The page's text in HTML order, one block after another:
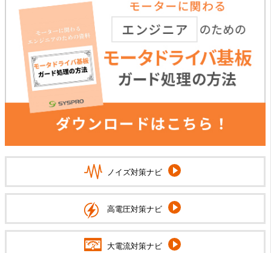
ノイズ対策ナビ
高電圧対策ナビ
大電流対策ナビ